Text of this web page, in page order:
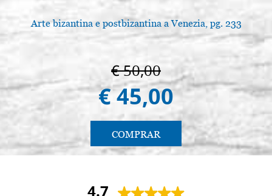
Arte bizantina e postbizantina a Venezia, pg. 233
€ 50,00
€ 45,00
COMPRAR